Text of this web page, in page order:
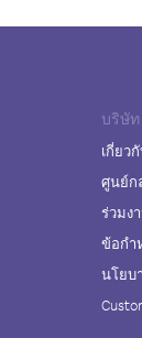
บริษัท
เกี่ยว
ศูนย์ก
ร่วมง
ข้อกำ
นโยบ